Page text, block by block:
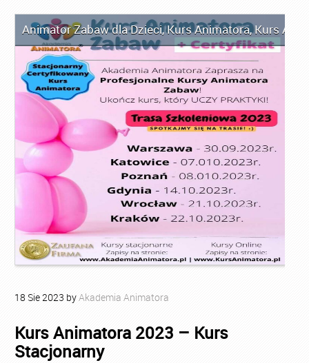
Animator Zabaw dla Dzieci,Kurs Animatora,Kurs
18 Sie2023 byAkademia Animatora
Kurs Animatora 2023 – Kurs
Stacjonarny